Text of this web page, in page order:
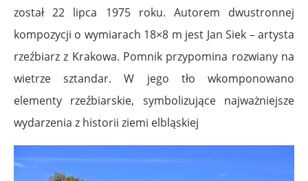
został 22 lipca 1975 roku. Autorem dwustronnej
kompozycji o wymiarach 18×8 m jest Jan Siek – artysta
rzeźbiarz z Krakowa. Pomnik przypomina rozwiany na
wietrze sztandar. W jego tło wkomponowano
elementy rzeźbiarskie, symbolizujące najważniejsze
wydarzenia z historii ziemi elbląskiej